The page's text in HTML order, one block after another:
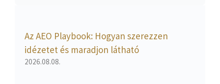
Az AEO Playbook: Hogyan szerezzen
idézetet és maradjon látható
2026.08.08.